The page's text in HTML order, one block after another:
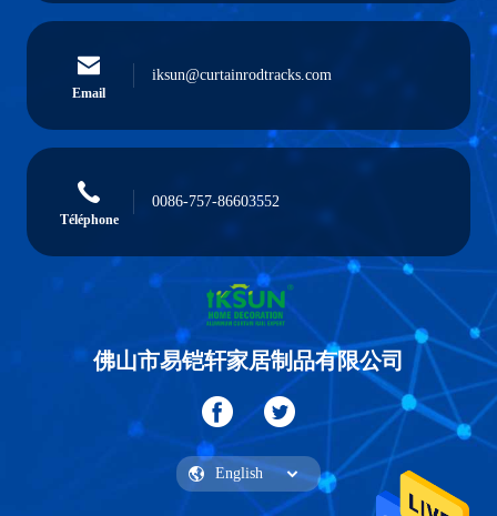
Email
iksun@curtainrodtracks.com
Téléphone
0086-757-86603552
佛山市易铠轩家居制品有限公司